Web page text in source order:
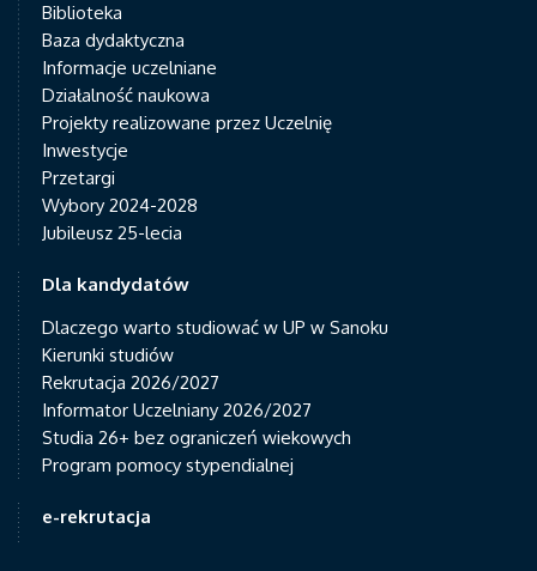
Biblioteka
Baza dydaktyczna
Informacje uczelniane
Działalność naukowa
Projekty realizowane przez Uczelnię
Inwestycje
Przetargi
Wybory 2024-2028
Jubileusz 25-lecia
Dla kandydatów
Dlaczego warto studiować w UP w Sanoku
Kierunki studiów
Rekrutacja 2026/2027
Informator Uczelniany 2026/2027
Studia 26+ bez ograniczeń wiekowych
Program pomocy stypendialnej
e-rekrutacja